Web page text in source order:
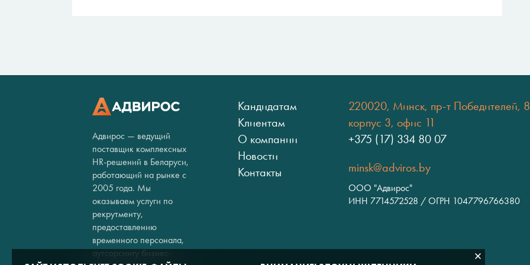
Адвирос — ведущий
поставщик комплексных
HR-решений в Беларуси,
работающий на рынке с
2005 года. Мы
оказываем услуги по
рекрутменту,
предоставлению
временного персонала,
аутсорсингу бизнес-
Кандидатам
Клиентам
О компании
Новости
Контакты
220020, Минск, пр-т Победителей,
корпус 3, офис 11
+375 (17) 334 80 07
minsk@adviros.by
ООО "Адвирос"
ИНН 7714572528 / ОГРН 1047796766380